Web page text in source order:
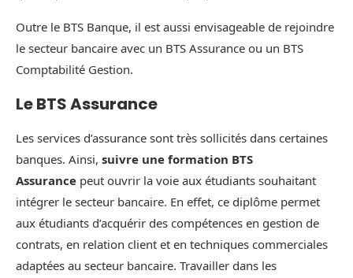
Outre le BTS Banque, il est aussi envisageable de rejoindre
le secteur bancaire avec un BTS Assurance ou un BTS
Comptabilité Gestion.
Le BTS Assurance
Les services d’assurance sont très sollicités dans certaines
banques. Ainsi, suivre une formation BTS
Assurance peut ouvrir la voie aux étudiants souhaitant
intégrer le secteur bancaire. En effet, ce diplôme permet
aux étudiants d’acquérir des compétences en gestion de
contrats, en relation client et en techniques commerciales
adaptées au secteur bancaire. Travailler dans les